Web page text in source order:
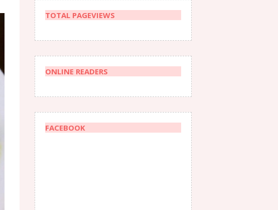
TOTAL PAGEVIEWS
ONLINE READERS
FACEBOOK